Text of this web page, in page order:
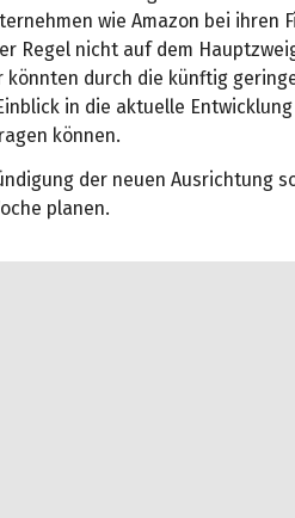
wie Amazon bei ihren
Regel nicht auf dem
könnten durch die künftig
in die aktuelle
können.
der neuen Ausrichtung
planen.